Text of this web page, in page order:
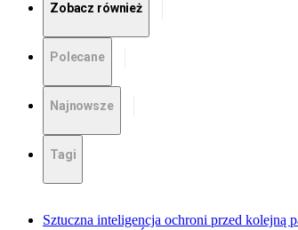
Zobacz również
Polecane
Najnowsze
Tagi
Sztuczna inteligencja ochroni przed kolejną